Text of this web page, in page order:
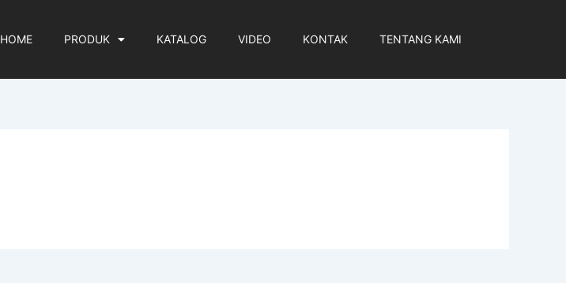
HOME PRODUK KATALOG VIDEO KONTAK TENTANG KAMI